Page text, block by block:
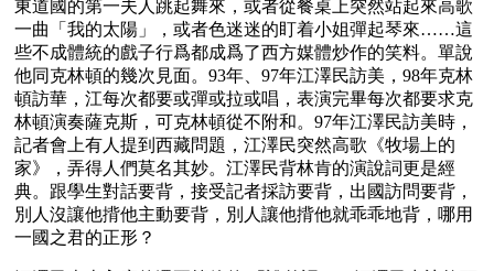
東道國的第一夫人跳起舞來，或者從餐桌上突然站起來高歌
一曲「我的太陽」，或者色迷迷的盯着小姐彈起琴來……這
些不成體統的戲子行爲都成爲了西方媒體炒作的笑料。單說
他同克林頓的幾次見面。93年、97年江澤民訪美，98年克林
頓訪華，江每次都要或彈或拉或唱，表演完畢每次都要求克
林頓演奏薩克斯，可克林頓從不附和。97年江澤民訪美時，
記者會上有人提到西藏問題，江澤民突然高歌《牧場上的
家》，弄得人們莫名其妙。江澤民背林肯的演說詞更是經
典。跟學生對話要背，接受記者採訪要背，出國訪問要背，
別人沒讓他揹他主動要背，別人讓他揹他就乖乖地背，哪用
一國之君的正形？